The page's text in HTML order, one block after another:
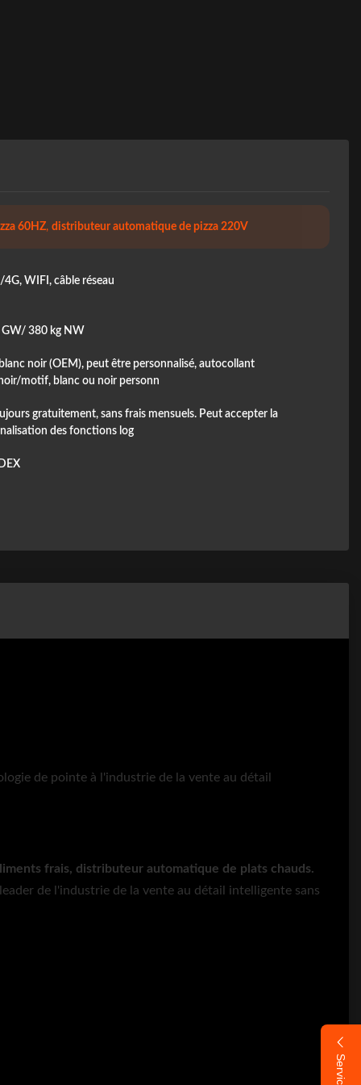
60HZ, distributeur automatique de pizza 220V
WIFI, câble réseau
GW/ 380 kg NW
noir (OEM), peut être personnalisé, autocollant
motif, blanc ou noir personn
gratuitement, sans frais mensuels. Peut accepter la
des fonctions log
de pointe à l'industrie de la vente au détail
frais, distributeur automatique de plats chauds.
de l'industrie de la vente au détail intelligente sans